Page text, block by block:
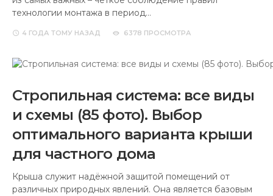
технологии монтажа в период…
4 ГОДА ТОМУ НАЗАД 6378 ПРОСМОТРА
Стропильная система: все виды
и схемы (85 фото). Выбор
оптимального варианта крыши
для частного дома
Крыша служит надёжной защитой помещений от
различных природных явлений. Она является базовым